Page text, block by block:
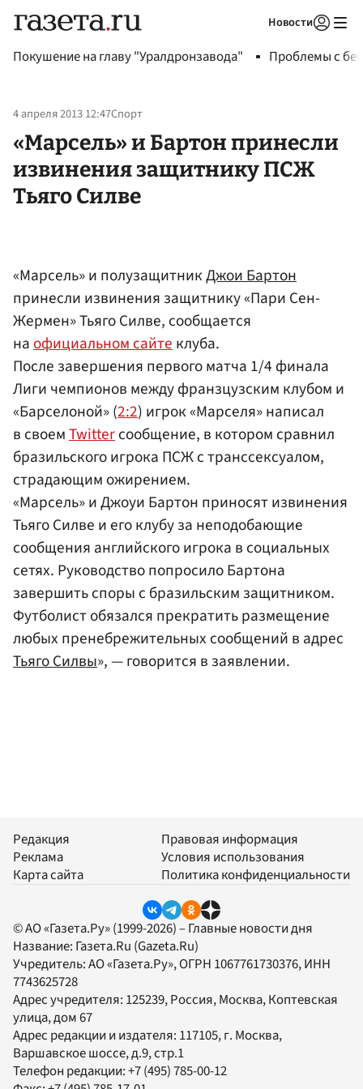
Новости
Покушение на главу "Уралдронзавода" Проблемы с
4 апреля 2013 12:47Спорт
«Марсель» и Бартон принесли
извинения защитнику ПСЖ
Тьяго Силве
«Марсель» и полузащитникДжои Бартон
принесли извинения защитнику «Пари Сен-
Жермен» Тьяго Силве, сообщается
наофициальном сайтеклуба.
После завершения первого матча 1/4 финала
Лиги чемпионов между франзцузским клубом и
«Барселоной» (2:2) игрок «Марселя» написал
в своемTwitterсообщение, в котором сравнил
бразильского игрока ПСЖ с транссексуалом,
страдающим ожирением.
«Марсель» и Джоуи Бартон приносят извинения
Тьяго Силве и его клубу за неподобающие
сообщения английского игрока в социальных
сетях. Руководство попросило Бартона
завершить споры с бразильским защитником.
Футболист обязался прекратить размещение
любых пренебрежительных сообщений в адрес
Тьяго Силвы», — говорится в заявлении.
Редакция
Реклама
Карта сайта
Правовая информация
Условия использования
Политика конфиденциальности
© АО «Газета.Ру» (1999-2026) – Главные новости дня
Название: Газета.Ru (Gazeta.Ru)
Учредитель:АО «Газета.Ру», ОГРН 1067761730376, ИНН
7743625728
Адрес учредителя: 125239, Россия, Москва, Коптевская
улица, дом 67
Адрес редакции и издателя: 117105, г. Москва,
Варшавское шоссе, д.9, стр.1
Телефон редакции:+7 (495) 785-00-12